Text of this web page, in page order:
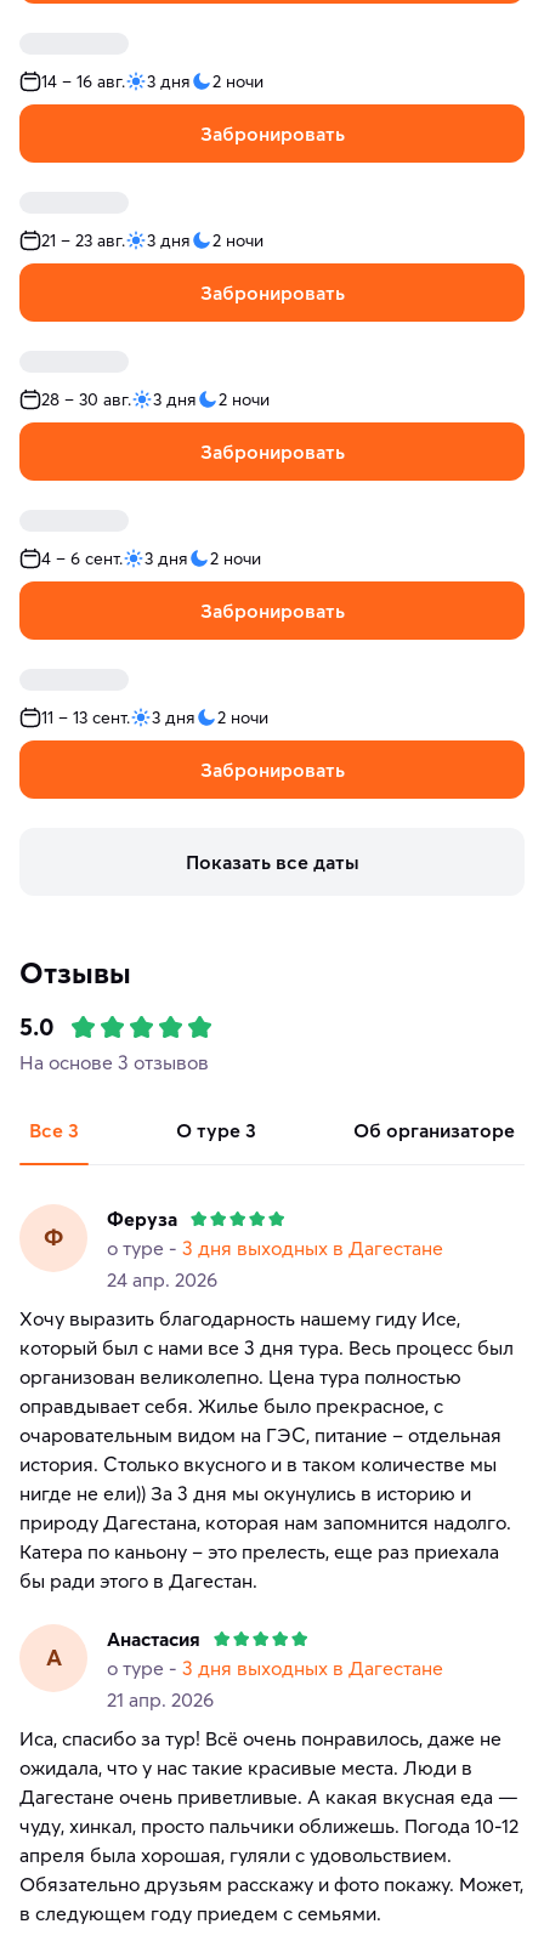
14 – 16 авг. 3 дня 2 ночи
Забронировать
21 – 23 авг. 3 дня 2 ночи
Забронировать
28 – 30 авг. 3 дня 2 ночи
Забронировать
4 – 6 сент. 3 дня 2 ночи
Забронировать
11 – 13 сент. 3 дня 2 ночи
Забронировать
Показать все даты
Отзывы
5.0
На основе 3 отзывов
Все 3 о туре 3 об организаторе
Ф
Феруза
о туре - 3 дня выходных в Дагестане
24 апр. 2026
Хочу выразить благодарность нашему гиду Исе,
который был с нами все 3 дня тура. Весь процесс был
организован великолепно. Цена тура полностью
оправдывает себя. Жилье было прекрасное, с
очаровательным видом на ГЭС, питание – отдельная
история. Столько вкусного и в таком количестве мы
нигде не ели)) За 3 дня мы окунулись в историю и
природу Дагестана, которая нам запомнится надолго.
Катера по каньону – это прелесть, еще раз приехала
бы ради этого в Дагестан.
А
Анастасия
о туре - 3 дня выходных в Дагестане
21 апр. 2026
Иса, спасибо за тур! Всё очень понравилось, даже не
ожидала, что у нас такие красивые места. Люди в
Дагестане очень приветливые. А какая вкусная еда —
чуду, хинкал, просто пальчики оближешь. Погода 10-12
апреля была хорошая, гуляли с удовольствием.
Обязательно друзьям расскажу и фото покажу. Может,
в следующем году приедем с семьями.